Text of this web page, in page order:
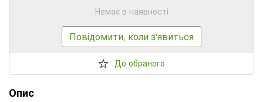
Немає в наявності
Повідомити, коли з'явиться
До обраного
Опис